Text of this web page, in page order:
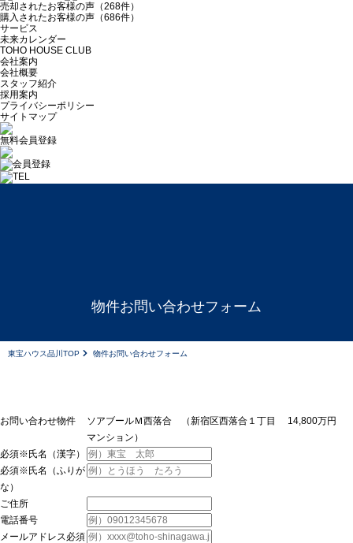
売却されたお客様の声（268件）
購入されたお客様の声（686件）
サービス
未来カレンダー
TOHO HOUSE CLUB
会社案内
会社概要
スタッフ紹介
採用案内
プライバシーポリシー
サイトマップ
無料会員登録
物件お問い合わせフォーム
東宝ハウス品川TOP 物件お問い合わせフォーム
お問い合わせ物件
ソアブールＭ西落合 （新宿区西落合１丁目 14,800万円
マンション）
必須※氏名（漢字）
必須※氏名（ふりが
な）
ご住所
電話番号
メールアドレス必須